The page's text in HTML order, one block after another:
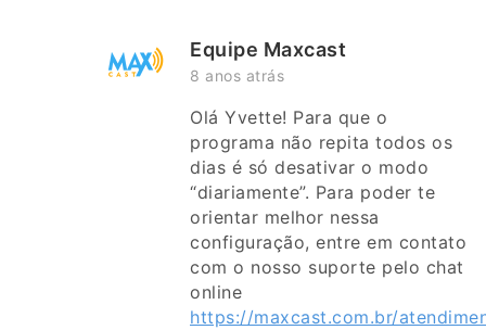
Equipe Maxcast
8 anos atrás
Olá Yvette! Para que o
programa não repita todos os
dias é só desativar o modo
“diariamente”. Para poder te
orientar melhor nessa
configuração, entre em contato
com o nosso suporte pelo chat
online
https://maxcast.com.br/